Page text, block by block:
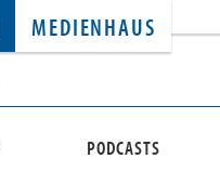
MEDIENHAUS
PODCASTS